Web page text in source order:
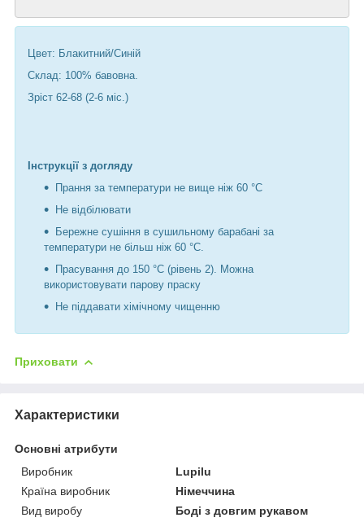
Цвет: Блакитний/Синій
Склад: 100% бавовна.
Зріст 62-68 (2-6 міс.)
Інструкції з догляду
Прання за температури не вище ніж 60 °C
Не відбілювати
Бережне сушіння в сушильному барабані за
температури не більш ніж 60 °C.
Прасування до 150 °C (рівень 2). Можна
використовувати парову праску
Не піддавати хімічному чищенню
Приховати
Характеристики
Основні атрибути
Виробник
Lupilu
Країна виробник
Німеччина
Вид виробу
Боді з довгим рукавом